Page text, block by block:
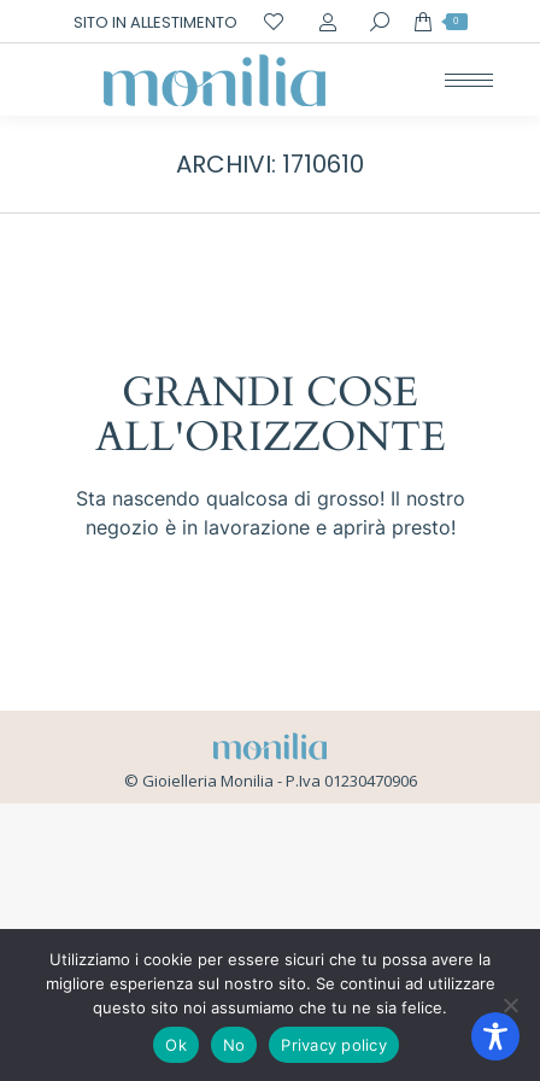
SITO IN ALLESTIMENTO Cerca: 0
ARCHIVI: 1710610
GRANDI COSE
ALL'ORIZZONTE
Sta nascendo qualcosa di grosso! Il nostro
negozio è in lavorazione e aprirà presto!
© Gioielleria Monilia - P.Iva 01230470906
Utilizziamo i cookie per essere sicuri che tu possa avere la
migliore esperienza sul nostro sito. Se continui ad utilizzare
questo sito noi assumiamo che tu ne sia felice.
Ok
No Privacy policy